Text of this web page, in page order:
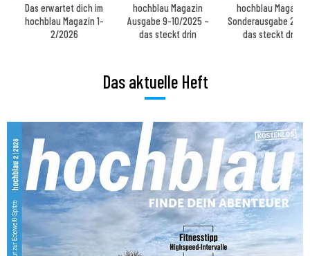
Das erwartet dich im
hochblau Magazin 1-
2/2026
hochblau Magazin
Ausgabe 9-10/2025 –
das steckt drin
hochblau Magazin
Sonderausgabe
das steckt drin
Das aktuelle Heft